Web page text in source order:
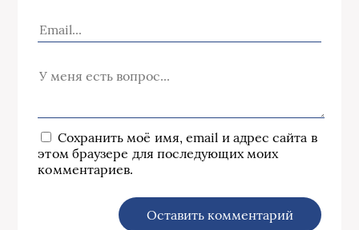
Сохранить моё имя, email и адрес сайта в
этом браузере для последующих моих
комментариев.